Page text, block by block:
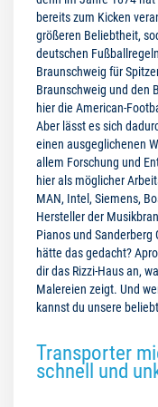
bereits zum Kicken
größeren Beliebtheit,
deutschen
Braunschweig für
Braunschweig und den
hier die American-
Aber lässt es sich
einen ausgeglichenen
allem Forschung und
hier als möglicher
MAN, Intel, Siemens,
Hersteller der
Pianos und Sanderberg
hätte das gedacht?
dir das Rizzi-Haus an,
Malereien zeigt. Und
kannst du unsere
Transporter
schnell und